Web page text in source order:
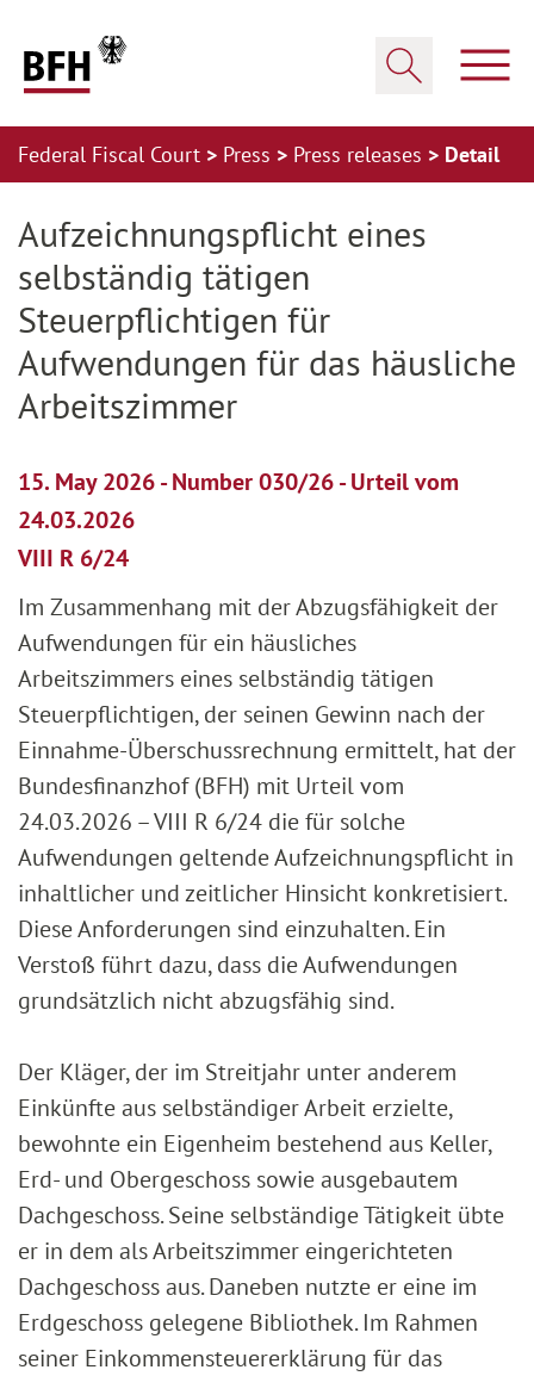
Federal Fiscal Court Press Press releases Detail
Aufzeichnungspflicht eines
selbständig tätigen
Steuerpflichtigen für
Aufwendungen für das häusliche
Arbeitszimmer
15. May 2026 - Number 030/26 - Urteil vom
24.03.2026
VIII R 6/24
Im Zusammenhang mit der Abzugsfähigkeit der
Aufwendungen für ein häusliches
Arbeitszimmers eines selbständig tätigen
Steuerpflichtigen, der seinen Gewinn nach der
Einnahme-Überschussrechnung ermittelt, hat der
Bundesfinanzhof (BFH) mit Urteil vom
24.03.2026 – VIII R 6/24 die für solche
Aufwendungen geltende Aufzeichnungspflicht in
inhaltlicher und zeitlicher Hinsicht konkretisiert.
Diese Anforderungen sind einzuhalten. Ein
Verstoß führt dazu, dass die Aufwendungen
grundsätzlich nicht abzugsfähig sind.
Der Kläger, der im Streitjahr unter anderem
Einkünfte aus selbständiger Arbeit erzielte,
bewohnte ein Eigenheim bestehend aus Keller,
Erd- und Obergeschoss sowie ausgebautem
Dachgeschoss. Seine selbständige Tätigkeit übte
er in dem als Arbeitszimmer eingerichteten
Dachgeschoss aus. Daneben nutzte er eine im
Erdgeschoss gelegene Bibliothek. Im Rahmen
seiner Einkommensteuererklärung für das